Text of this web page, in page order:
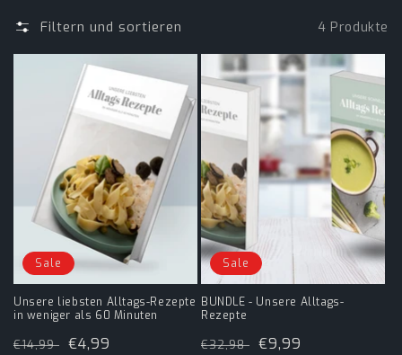
e
Filtern und sortieren 4 Produkte
Sale
Unsere liebsten Alltags-Rezepte
in weniger als 60 Minuten
Normaler
€14,99 Verkaufspreis
€4,99
Sale
BUNDLE - Unsere Alltags-
Rezepte
Normaler
€32,98 Verkaufspreis
€9,99